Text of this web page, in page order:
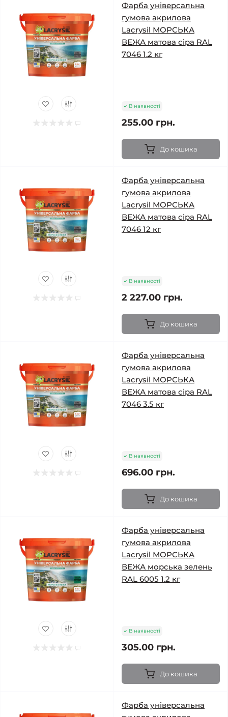
Фарба універсальна
гумова акрилова
Lacrysil МОРСЬКА
ВЕЖА матова сіра RAL
7046 1.2 кг
В наявності
255.00 грн.
До кошика
Фарба універсальна
гумова акрилова
Lacrysil МОРСЬКА
ВЕЖА матова сіра RAL
7046 12 кг
В наявності
2 227.00 грн.
До кошика
Фарба універсальна
гумова акрилова
Lacrysil МОРСЬКА
ВЕЖА матова сіра RAL
7046 3.5 кг
В наявності
696.00 грн.
До кошика
Фарба універсальна
гумова акрилова
Lacrysil МОРСЬКА
ВЕЖА морська зелень
RAL 6005 1.2 кг
В наявності
305.00 грн.
До кошика
Фарба універсальна